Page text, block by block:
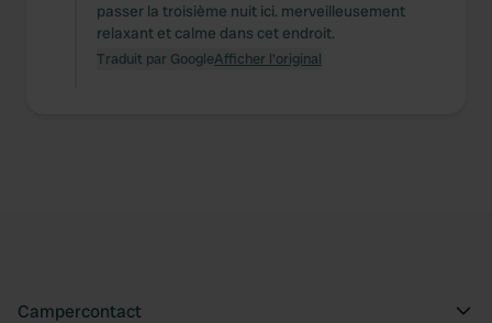
passer la troisième nuit ici. merveilleusement
relaxant et calme dans cet endroit.
Traduit par GoogleAfficher l'original
Campercontact